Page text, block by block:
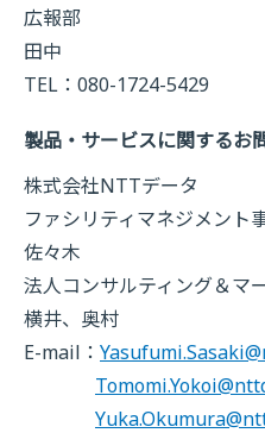
広報部
田中
TEL：080-1724-5429
製品・サービスに関するお
株式会社NTTデータ
ファシリティマネジメント
佐々木
法人コンサルティング＆マ
横井、奥村
E-mail：